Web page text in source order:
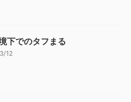
下でのタフまる
12